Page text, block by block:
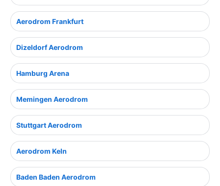
Aerodrom Frankfurt
Dizeldorf Aerodrom
Hamburg Arena
Memingen Aerodrom
Stuttgart Aerodrom
Aerodrom Keln
Baden Baden Aerodrom